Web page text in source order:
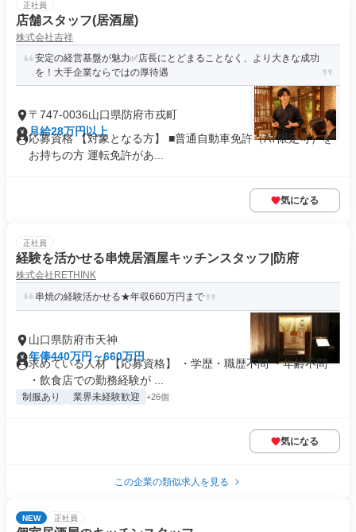
正社員
店舗スタッフ(居酒屋)
株式会社吉祥
安定の経営基盤が魅力✅️店長にとどまることなく、より大きな成功
を！大手企業ならではの厚待遇
〒747-0036山口県防府市戎町
月給28万円以上
応募資格 【対象となる方】 ■普通自動車免許（AT限定可）を
お持ちの方 運転免許があ...
気になる
正社員
経験を活かせる串焼居酒屋キッチンスタッフ|防府
株式会社RETHINK
串焼の経験活かせる★年収660万円まで
山口県防府市天神
年俸440万円～660万円
求めている人材 【応募資格】 ・学歴・職歴不問 ・年齢不問
・飲食店での勤務経験が ...
制服あり 業界未経験歓迎 +26個
気になる
この企業の類似求人を見る
NEW 正社員